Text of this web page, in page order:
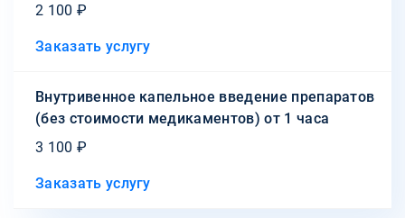
2 100 ₽
Заказать услугу
Внутривенное капельное введение препаратов
(без стоимости медикаментов) от 1 часа
3 100 ₽
Заказать услугу